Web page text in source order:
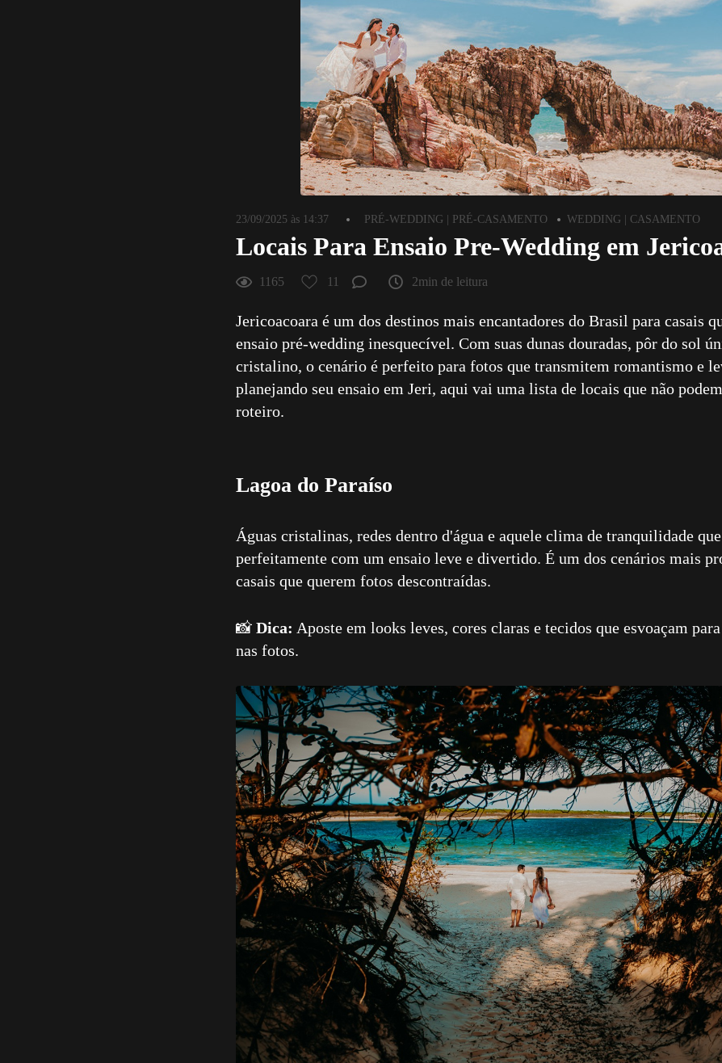
23/09/2025 às 14:37 PRÉ-WEDDING | PRÉ-CASAMENTO WEDDING | CASAMENTO
Locais Para Ensaio Pre-Wedding em
1165 11 2min de leitura
Jericoacoara é um dos destinos mais encantadores do Brasil para casais
ensaio pré-wedding inesquecível. Com suas dunas douradas, pôr do sol
cristalino, o cenário é perfeito para fotos que transmitem romantismo e
planejando seu ensaio em Jeri, aqui vai uma lista de locais que não
roteiro.
Lagoa do Paraíso
Águas cristalinas, redes dentro d'água e aquele clima de tranquilidade
perfeitamente com um ensaio leve e divertido. É um dos cenários mais
casais que querem fotos descontraídas.
📸 Dica: Aposte em looks leves, cores claras e tecidos que esvoaçam
nas fotos.